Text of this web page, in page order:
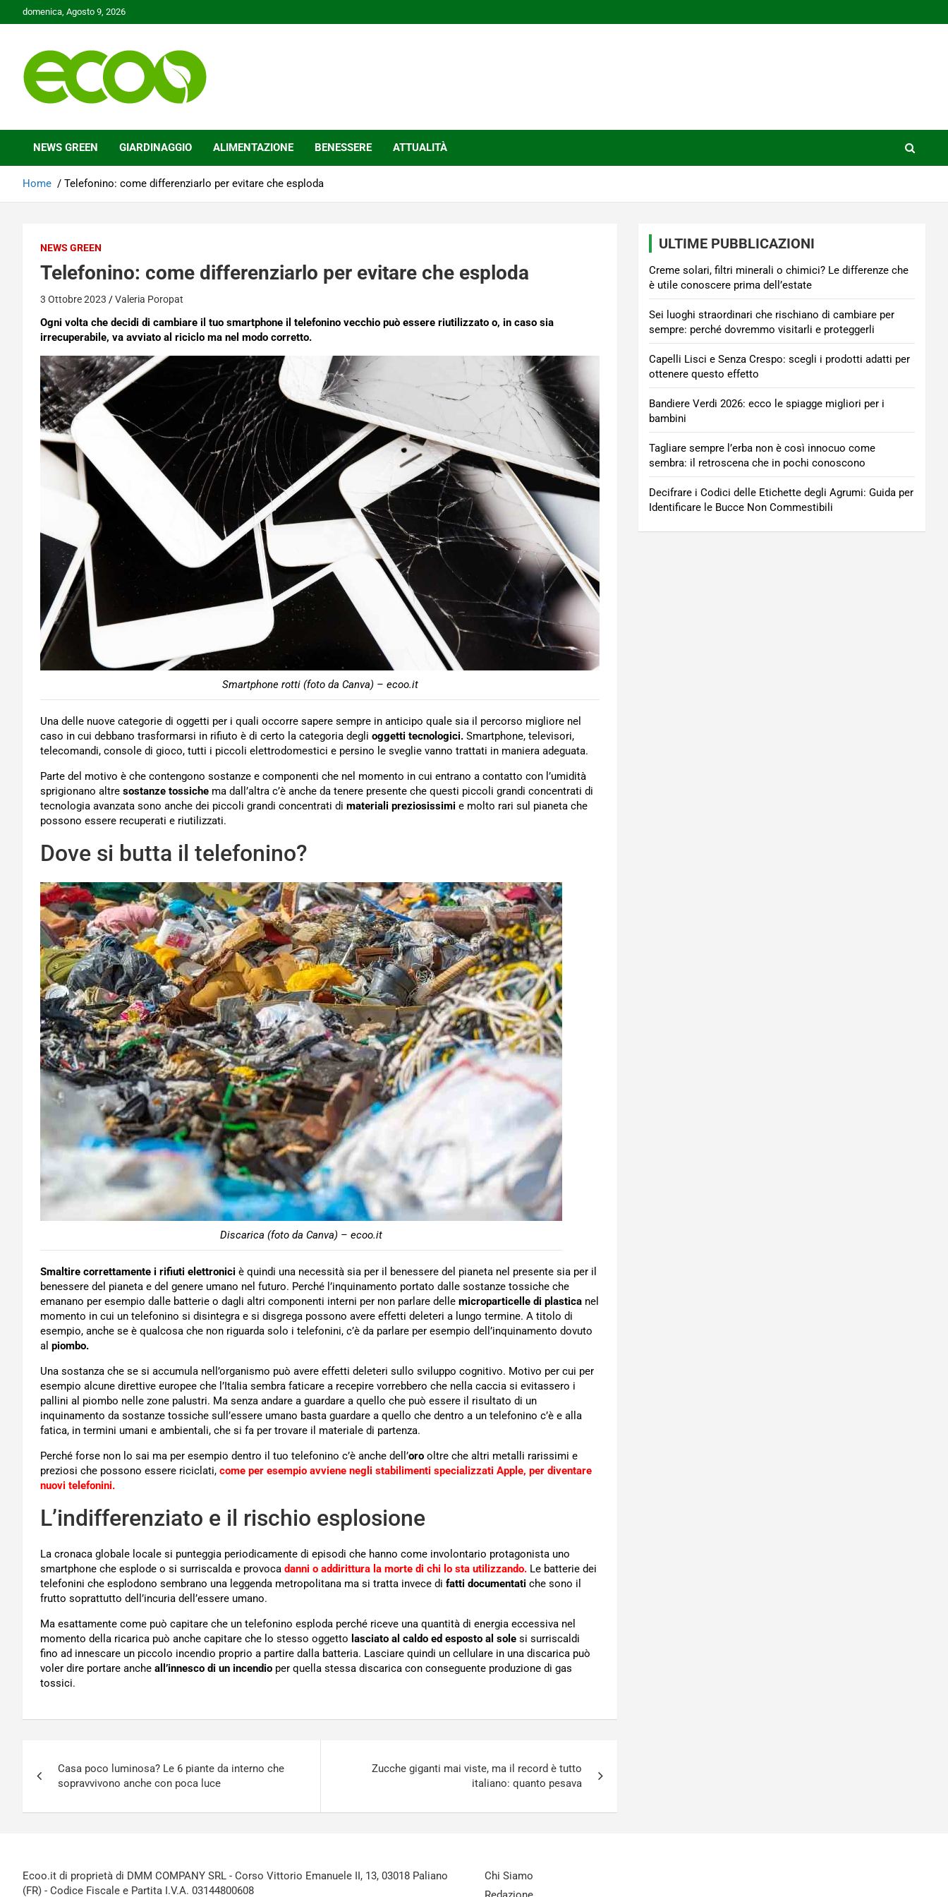
to
domenica, Agosto 9, 2026
Ecoo.it
NEWS GREEN GIARDINAGGIO ALIMENTAZIONE BENESSERE ATTUALITÀ
Home Telefonino: come differenziarlo per evitare che esploda
NEWS GREEN
Telefonino: come differenziarlo per evitare che esploda
3 Ottobre 2023 Valeria Poropat
Ogni volta che decidi di cambiare il tuo smartphone il telefonino vecchio può essere riutilizzato o, in caso sia
irrecuperabile, va avviato al riciclo ma nel modo corretto.
Smartphone rotti (foto da Canva) – ecoo.it
Una delle nuove categorie di oggetti per i quali occorre sapere sempre in anticipo quale sia il percorso migliore nel
caso in cui debbano trasformarsi in rifiuto è di certo la categoria degli oggetti tecnologici. Smartphone, televisori,
telecomandi, console di gioco, tutti i piccoli elettrodomestici e persino le sveglie vanno trattati in maniera adeguata.
Parte del motivo è che contengono sostanze e componenti che nel momento in cui entrano a contatto con l’umidità
sprigionano altre sostanze tossiche ma dall’altra c’è anche da tenere presente che questi piccoli grandi concentrati di
tecnologia avanzata sono anche dei piccoli grandi concentrati di materiali preziosissimi e molto rari sul pianeta che
possono essere recuperati e riutilizzati.
Dove si butta il telefonino?
Discarica (foto da Canva) – ecoo.it
Smaltire correttamente i rifiuti elettronici è quindi una necessità sia per il benessere del pianeta nel presente sia per il
benessere del pianeta e del genere umano nel futuro. Perché l’inquinamento portato dalle sostanze tossiche che
emanano per esempio dalle batterie o dagli altri componenti interni per non parlare delle microparticelle di plastica nel
momento in cui un telefonino si disintegra e si disgrega possono avere effetti deleteri a lungo termine. A titolo di
esempio, anche se è qualcosa che non riguarda solo i telefonini, c’è da parlare per esempio dell’inquinamento dovuto
al piombo.
Una sostanza che se si accumula nell’organismo può avere effetti deleteri sullo sviluppo cognitivo. Motivo per cui per
esempio alcune direttive europee che l’Italia sembra faticare a recepire vorrebbero che nella caccia si evitassero i
pallini al piombo nelle zone palustri. Ma senza andare a guardare a quello che può essere il risultato di un
inquinamento da sostanze tossiche sull’essere umano basta guardare a quello che dentro a un telefonino c’è e alla
fatica, in termini umani e ambientali, che si fa per trovare il materiale di partenza.
Perché forse non lo sai ma per esempio dentro il tuo telefonino c’è anche dell’oro oltre che altri metalli rarissimi e
preziosi che possono essere riciclati, come per esempio avviene negli stabilimenti specializzati Apple, per diventare
nuovi telefonini.
L’indifferenziato e il rischio esplosione
La cronaca globale locale si punteggia periodicamente di episodi che hanno come involontario protagonista uno
smartphone che esplode o si surriscalda e provoca danni o addirittura la morte di chi lo sta utilizzando. Le batterie dei
telefonini che esplodono sembrano una leggenda metropolitana ma si tratta invece di fatti documentati che sono il
frutto soprattutto dell’incuria dell’essere umano.
Ma esattamente come può capitare che un telefonino esploda perché riceve una quantità di energia eccessiva nel
momento della ricarica può anche capitare che lo stesso oggetto lasciato al caldo ed esposto al sole si surriscaldi
fino ad innescare un piccolo incendio proprio a partire dalla batteria. Lasciare quindi un cellulare in una discarica può
voler dire portare anche all’innesco di un incendio per quella stessa discarica con conseguente produzione di gas
tossici.
articoli
Casa poco luminosa? Le 6 piante da interno che
sopravvivono anche con poca luce
Zucche giganti mai viste, ma il record è tutto
italiano: quanto pesava
ULTIME PUBBLICAZIONI
Creme solari, filtri minerali o chimici? Le differenze che
è utile conoscere prima dell’estate
Sei luoghi straordinari che rischiano di cambiare per
sempre: perché dovremmo visitarli e proteggerli
Capelli Lisci e Senza Crespo: scegli i prodotti adatti per
ottenere questo effetto
Bandiere Verdi 2026: ecco le spiagge migliori per i
bambini
Tagliare sempre l’erba non è così innocuo come
sembra: il retroscena che in pochi conoscono
Decifrare i Codici delle Etichette degli Agrumi: Guida per
Identificare le Bucce Non Commestibili
Ecoo.it di proprietà di DMM COMPANY SRL - Corso Vittorio Emanuele II, 13, 03018 Paliano
(FR) - Codice Fiscale e Partita I.V.A. 03144800608
Chi Siamo